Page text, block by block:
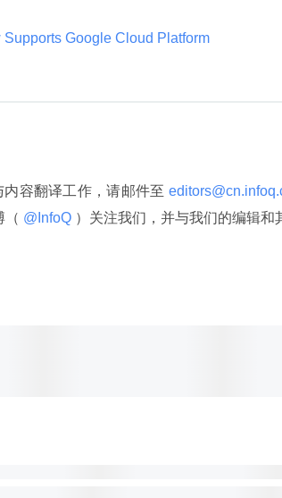
Supports Google Cloud Platform
容翻译工作，请邮件至
（ @InfoQ ）关注我们，并与我们的编辑和